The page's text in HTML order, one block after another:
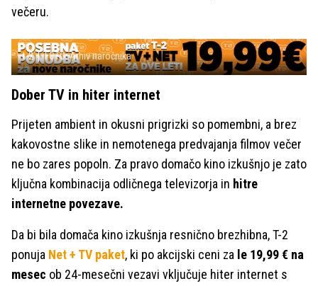
večeru.
t-2 FOTO: Arhiv naročnika
Dober TV in hiter internet
Prijeten ambient in okusni prigrizki so pomembni, a brez
kakovostne slike in nemotenega predvajanja filmov večer
ne bo zares popoln. Za pravo domačo kino izkušnjo je zato
ključna kombinacija odličnega televizorja in hitre
internetne povezave.
Da bi bila domača kino izkušnja resnično brezhibna, T-2
ponuja Net + TV paket, ki po akcijski ceni za le 19,99 € na
mesec ob 24-mesečni vezavi vključuje hiter internet s